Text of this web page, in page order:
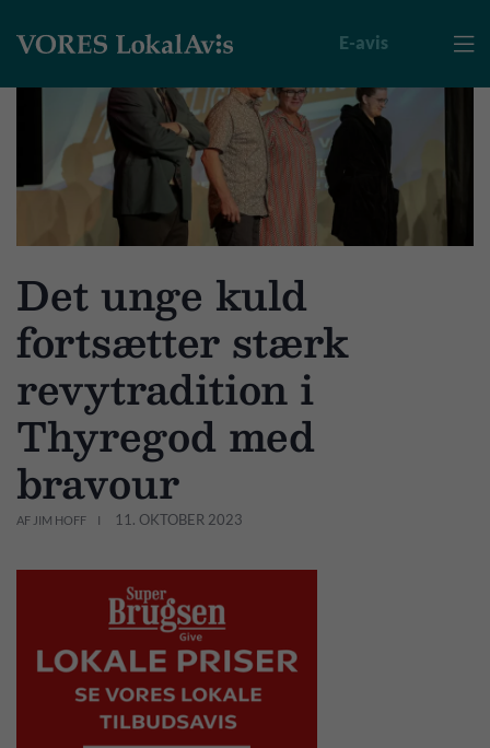

E-avis
Det unge kuld
fortsætter stærk
revytradition i
Thyregod med
bravour
AF JIM HOFF 11. OKTOBER 2023